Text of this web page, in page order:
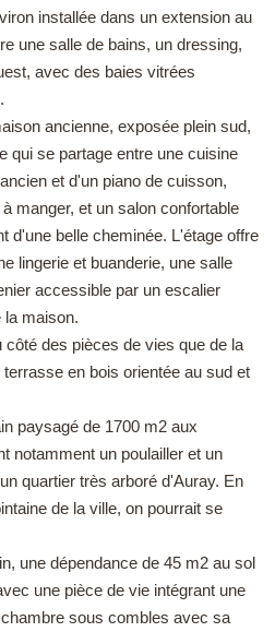
installée dans un extension au
une salle de bains, un dressing,
avec des baies vitrées
ancienne, exposée plein sud,
qui se partage entre une cuisine
et d'un piano de cuisson,
manger, et un salon confortable
d'une belle cheminée. L'étage offre
lingerie et buanderie, une salle
accessible par un escalier
la maison.
des pièces de vies que de la
en bois orientée au sud et
paysagé de 1700 m2 aux
notamment un poulailler et un
quartier très arboré d'Auray. En
de la ville, on pourrait se
une dépendance de 45 m2 au sol
une pièce de vie intégrant une
sous combles avec sa